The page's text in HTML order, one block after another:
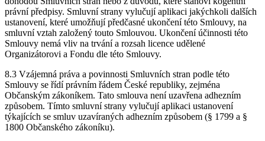
právní předpisy. Smluvní strany vylučují aplikaci jakýchkoli dalších
ustanovení, které umožňují předčasné ukončení této Smlouvy, na
smluvní vztah založený touto Smlouvou. Ukončení účinnosti této
Smlouvy nemá vliv na trvání a rozsah licence udělené
Organizátorovi a Fondu dle této Smlouvy.
8.3 Vzájemná práva a povinnosti Smluvních stran podle této
Smlouvy se řídí právním řádem České republiky, zejména
Občanským zákoníkem. Tato smlouva není uzavřena adhezním
způsobem. Tímto smluvní strany vylučují aplikaci ustanovení
týkajících se smluv uzavíraných adhezním způsobem (§ 1799 a §
1800 Občanského zákoníku).